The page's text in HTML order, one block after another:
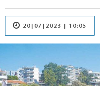
20|07|2023 | 10:05